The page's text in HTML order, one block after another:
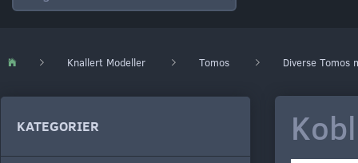
Knallert Modeller Tomos Diverse Tomos
KATEGORIER